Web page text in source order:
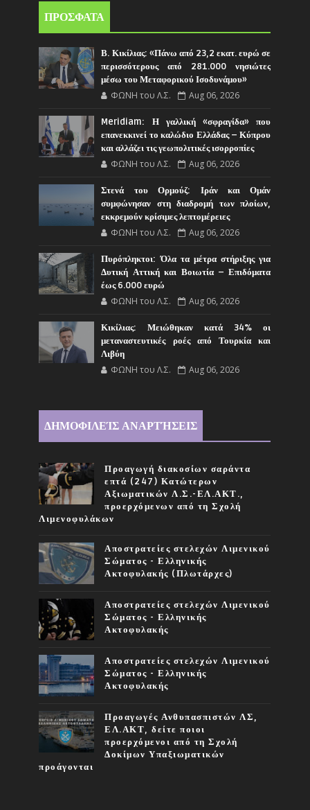
ΠΡΟΣΦΑΤΑ
Β. Κικίλιας: «Πάνω από 23,2 εκατ. ευρώ σε
περισσότερους από 281.000 νησιώτες
μέσω του Μεταφορικού Ισοδυνάμου»
ΦΩΝΗ του Λ.Σ. Aug 06, 2026
Meridiam: Η γαλλική «σφραγίδα» που
επανεκκινεί το καλώδιο Ελλάδας – Κύπρου
και αλλάζει τις γεωπολιτικές ισορροπίες
ΦΩΝΗ του Λ.Σ. Aug 06, 2026
Στενά του Ορμούζ: Ιράν και Ομάν
συμφώνησαν στη διαδρομή των πλοίων,
εκκρεμούν κρίσιμες λεπτομέρειες
ΦΩΝΗ του Λ.Σ. Aug 06, 2026
Πυρόπληκτοι: Όλα τα μέτρα στήριξης για
Δυτική Αττική και Βοιωτία – Επιδόματα
έως 6.000 ευρώ
ΦΩΝΗ του Λ.Σ. Aug 06, 2026
Κικίλιας: Μειώθηκαν κατά 34% οι
μεταναστευτικές ροές από Τουρκία και
Λιβύη
ΦΩΝΗ του Λ.Σ. Aug 06, 2026
ΔΗΜΟΦΙΛΕΊΣ ΑΝΑΡΤΉΣΕΙΣ
Προαγωγή διακοσίων σαράντα
επτά (247) Κατώτερων
Αξιωματικών Λ.Σ.-ΕΛ.ΑΚΤ.,
προερχόμενων από τη Σχολή
Λιμενοφυλάκων
Αποστρατείες στελεχών Λιμενικού
Σώματος - Ελληνικής
Ακτοφυλακής (Πλωτάρχες)
Αποστρατείες στελεχών Λιμενικού
Σώματος - Ελληνικής
Ακτοφυλακής
Αποστρατείες στελεχών Λιμενικού
Σώματος - Ελληνικής
Ακτοφυλακής
Προαγωγές Ανθυπασπιστών ΛΣ,
ΕΛ.ΑΚΤ, δείτε ποιοι
προερχόμενοι από τη Σχολή
Δοκίμων Υπαξιωματικών
προάγονται